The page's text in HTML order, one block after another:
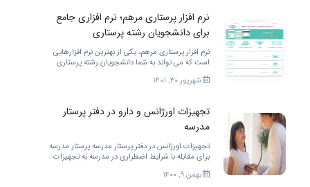
نرم افزار پرستاری مرهم؛ نرم افزاری جامع
برای دانشجویان رشته پرستاری
نرم افزار پرستاری مرهم، یکی از بهترین نرم افزارهایی
است که می تواند به شما دانشجویان رشته پرستاری
خدمات مختلفی را ارائه کند. برای بهتر شدن.
شهریور ۳۰, ۱۴۰۱
تجهیزات اورژانس و دارو در دفتر پرستار
مدرسه
تجهیزات اورژانس در دفتر پرستار مدرسه پرستار مدرسه
برای مقابله با شرایط اضطراری در مدرسه به تجهیزات
زیادی احتیاج دارد. […]
بهمن ۹, ۱۴۰۰